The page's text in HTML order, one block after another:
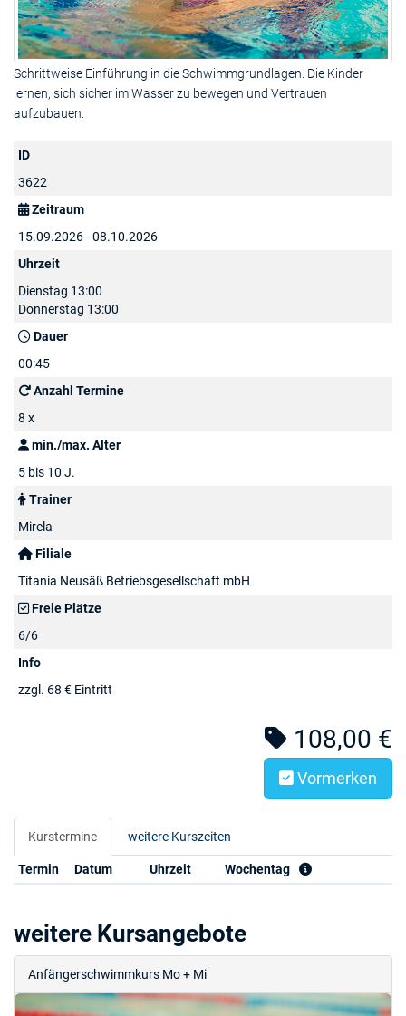
Schrittweise Einführung in die Schwimmgrundlagen. Die Kinder
lernen, sich sicher im Wasser zu bewegen und Vertrauen
aufzubauen.
ID
3622
Zeitraum
15.09.2026 - 08.10.2026
Uhrzeit
Dienstag 13:00
Donnerstag 13:00
Dauer
00:45
Anzahl Termine
8 x
min./max. Alter
5 bis 10 J.
Trainer
Mirela
Filiale
Titania Neusäß Betriebsgesellschaft mbH
Freie Plätze
6/6
Info
zzgl. 68 € Eintritt
108,00 €
Vormerken
Kurstermine weitere Kurszeiten
Termin Datum Uhrzeit Wochentag
weitere Kursangebote
Anfängerschwimmkurs Mo + Mi